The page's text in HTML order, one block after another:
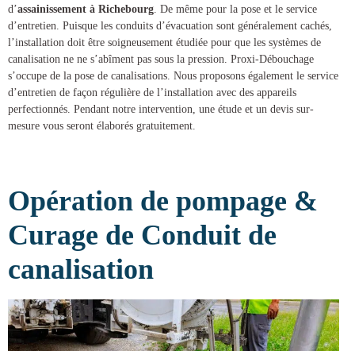
d’assainissement à Richebourg. De même pour la pose et le service
d’entretien. Puisque les conduits d’évacuation sont généralement cachés,
l’installation doit être soigneusement étudiée pour que les systèmes de
canalisation ne ne s’abîment pas sous la pression. Proxi-Débouchage
s’occupe de la pose de canalisations. Nous proposons également le service
d’entretien de façon régulière de l’installation avec des appareils
perfectionnés. Pendant notre intervention, une étude et un devis sur-
mesure vous seront élaborés gratuitement.
Opération de pompage &
Curage de Conduit de
canalisation